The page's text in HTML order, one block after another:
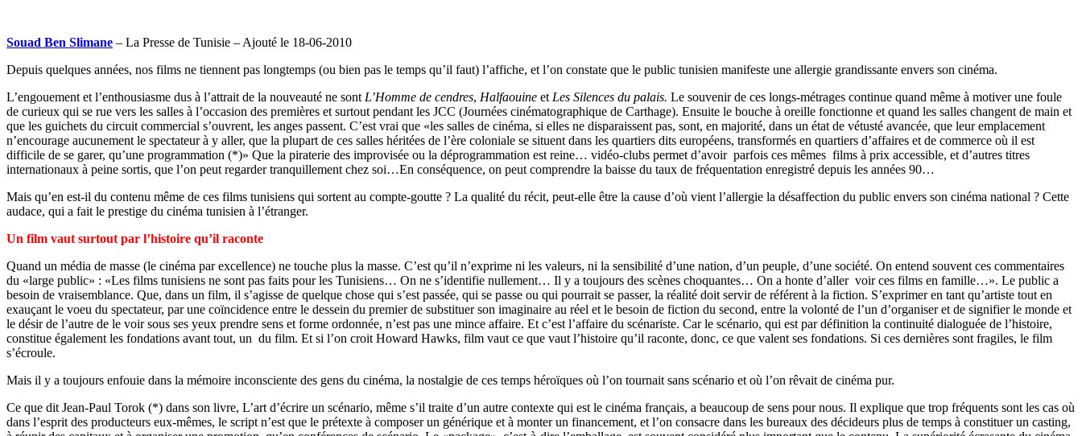
Souad Ben Slimane – La Presse de Tunisie – Ajouté le 18-06-2010
Depuis quelques années, nos films ne tiennent pas longtemps (ou bien pas le temps qu’il faut) l’affiche, et l’on constate que le public tunisien manifeste une allergie grandissante envers son cinéma.
L’engouement et l’enthousiasme dus à l’attrait de la nouveauté ne sont L’Homme de cendres, Halfaouine et Les Silences du palais. Le souvenir de ces longs-métrages continue quand même à motiver une foule
de curieux qui se rue vers les salles à l’occasion des premières et surtout pendant les JCC (Journées cinématographique de Carthage). Ensuite le bouche à oreille fonctionne et quand les salles changent de main et
que les guichets du circuit commercial s’ouvrent, les anges passent. C’est vrai que «les salles de cinéma, si elles ne disparaissent pas, sont, en majorité, dans un état de vétusté avancée, que leur emplacement
n’encourage aucunement le spectateur à y aller, que la plupart de ces salles héritées de l’ère coloniale se situent dans les quartiers dits européens, transformés en quartiers d’affaires et de commerce où il est
difficile de se garer, qu’une programmation (*)» Que la piraterie des improvisée ou la déprogrammation est reine… vidéo-clubs permet d’avoir parfois ces mêmes films à prix accessible, et d’autres titres
internationaux à peine sortis, que l’on peut regarder tranquillement chez soi…En conséquence, on peut comprendre la baisse du taux de fréquentation enregistré depuis les années 90…
Mais qu’en est-il du contenu même de ces films tunisiens qui sortent au compte-goutte ? La qualité du récit, peut-elle être la cause d’où vient l’allergie la désaffection du public envers son cinéma national ? Cette
audace, qui a fait le prestige du cinéma tunisien à l’étranger.
Un film vaut surtout par l’histoire qu’il raconte
Quand un média de masse (le cinéma par excellence) ne touche plus la masse. C’est qu’il n’exprime ni les valeurs, ni la sensibilité d’une nation, d’un peuple, d’une société. On entend souvent ces commentaires
du «large public» : «Les films tunisiens ne sont pas faits pour les Tunisiens… On ne s’identifie nullement… Il y a toujours des scènes choquantes… On a honte d’aller voir ces films en famille…». Le public a
besoin de vraisemblance. Que, dans un film, il s’agisse de quelque chose qui s’est passée, qui se passe ou qui pourrait se passer, la réalité doit servir de référent à la fiction. S’exprimer en tant qu’artiste tout en
exauçant le voeu du spectateur, par une coïncidence entre le dessein du premier de substituer son imaginaire au réel et le besoin de fiction du second, entre la volonté de l’un d’organiser et de signifier le monde et
le désir de l’autre de le voir sous ses yeux prendre sens et forme ordonnée, n’est pas une mince affaire. Et c’est l’affaire du scénariste. Car le scénario, qui est par définition la continuité dialoguée de l’histoire,
constitue également les fondations avant tout, un du film. Et si l’on croit Howard Hawks, film vaut ce que vaut l’histoire qu’il raconte, donc, ce que valent ses fondations. Si ces dernières sont fragiles, le film
s’écroule.
Mais il y a toujours enfouie dans la mémoire inconsciente des gens du cinéma, la nostalgie de ces temps héroïques où l’on tournait sans scénario et où l’on rêvait de cinéma pur.
Ce que dit Jean-Paul Torok (*) dans son livre, L’art d’écrire un scénario, même s’il traite d’un autre contexte qui est le cinéma français, a beaucoup de sens pour nous. Il explique que trop fréquents sont les cas où
dans l’esprit des producteurs eux-mêmes, le script n’est que le prétexte à composer un générique et à monter un financement, et l’on consacre dans les bureaux des décideurs plus de temps à constituer un casting,